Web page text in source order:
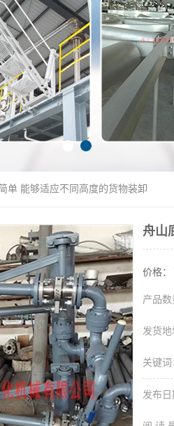
单 能够适应不同高度的货物装卸
舟山
价格：
产品数
发货地
关键词
发布日